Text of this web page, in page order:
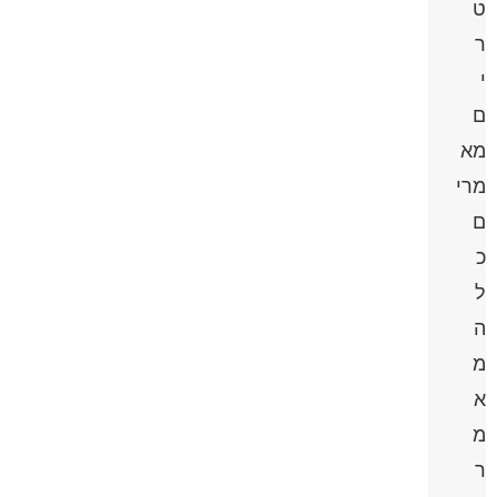
ט
ר
י
ם
מא
מרי
ם
כ
ל
ה
מ
א
מ
ר